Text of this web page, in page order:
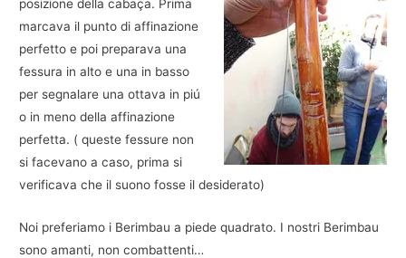
posizione della cabaça. Prima
marcava il punto di affinazione
perfetto e poi preparava una
fessura in alto e una in basso
per segnalare una ottava in piú
o in meno della affinazione
perfetta. ( queste fessure non
si facevano a caso, prima si
verificava che il suono fosse il desiderato)
Noi preferiamo i Berimbau a piede quadrato. I nostri Berimbau
sono amanti, non combattenti…